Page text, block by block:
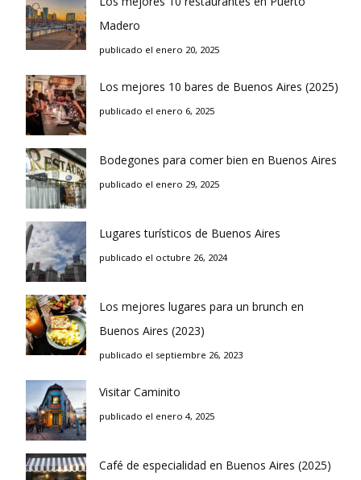
Madero
publicado el enero 20, 2025
Los mejores 10 bares de Buenos Aires (2025)
publicado el enero 6, 2025
Bodegones para comer bien en Buenos Aires
publicado el enero 29, 2025
Lugares turísticos de Buenos Aires
publicado el octubre 26, 2024
Los mejores lugares para un brunch en
Buenos Aires (2023)
publicado el septiembre 26, 2023
Visitar Caminito
publicado el enero 4, 2025
Café de especialidad en Buenos Aires (2025)